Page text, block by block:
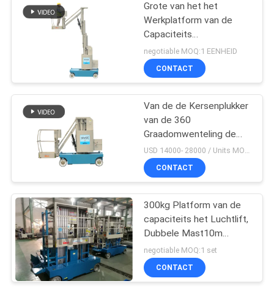
CONTACTEER
VERZOEK
OM EEN
CITAAT
SITEMAP
PRIVACY
POLICY
mobiel het opheffen
het werkplatform
Schaar Werkend
Platform
25
41
Grote van het het
Werkplatform van de
Capaciteits
Gemotoriseerde Luchtlift
Mobiele Lucht de
boomlift
negotiable MOQ:1 EENHEID
CONTACT
Van de de Kersenplukker
van de 360
Graadomwenteling de
Elektrische van het de
Mast Luchtwerk
Verticale lift van de het
USD 14000- 28000 / Units MOQ:1 EENHEID
CONTACT
300kg Platform van de
capaciteits het Luchtlift,
Dubbele Mast10m
Hoogte Gemotoriseerde
Manlift
negotiable MOQ:1 set
CONTACT